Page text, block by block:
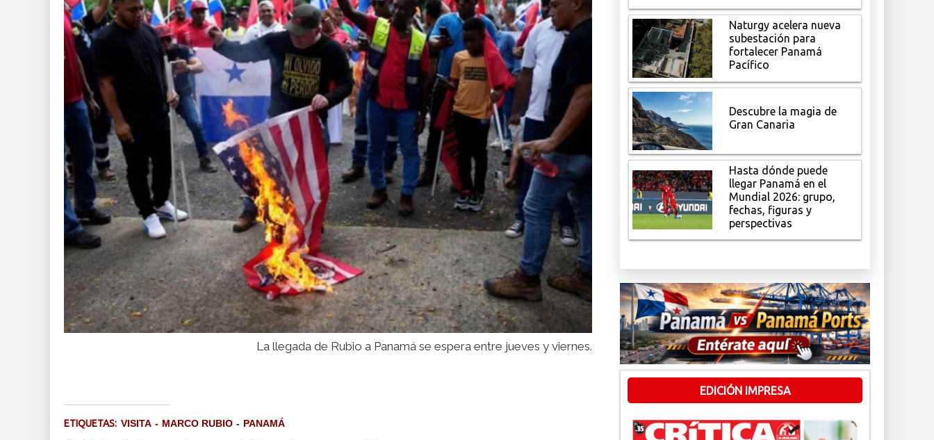
La llegada de Rubio a Panamá se espera entre jueves y viernes.
ETIQUETAS: VISITA MARCO RUBIO PANAMÁ
Naturgy acelera nueva
subestación para
fortalecer Panamá
Pacífico
Descubre la magia de
Gran Canaria
Hasta dónde puede
llegar Panamá en el
Mundial 2026: grupo,
fechas, figuras y
perspectivas
EDICIÓN IMPRESA